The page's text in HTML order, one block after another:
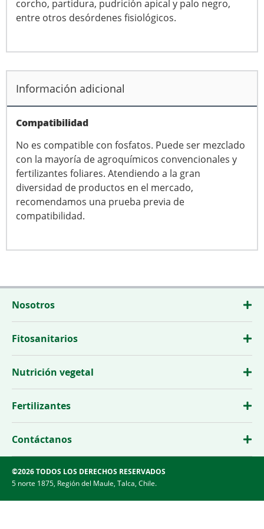
corcho, partidura, pudrición apical y palo negro,
entre otros desórdenes fisiológicos.
Información adicional
Compatibilidad
No es compatible con fosfatos. Puede ser mezclado
con la mayoría de agroquímicos convencionales y
fertilizantes foliares. Atendiendo a la gran
diversidad de productos en el mercado,
recomendamos una prueba previa de
compatibilidad.
Nosotros
Fitosanitarios
Nutrición vegetal
Fertilizantes
Contáctanos
©2026 TODOS LOS DERECHOS RESERVADOS
5 norte 1875, Región del Maule, Talca, Chile.